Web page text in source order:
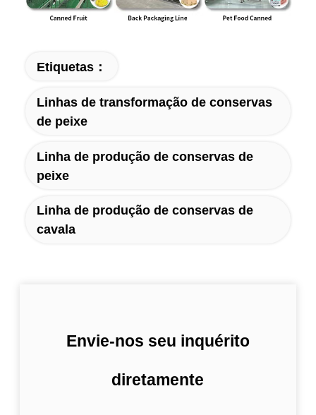
Etiquetas：
Linhas de transformação de conservas
de peixe
Linha de produção de conservas de
peixe
Linha de produção de conservas de
cavala
Envie-nos seu inquérito
diretamente